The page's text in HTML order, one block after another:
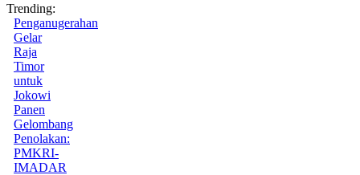
Trending:
Penganugerahan
Gelar
Raja
Timor
untuk
Jokowi
Panen
Gelombang
Penolakan:
PMKRI-
IMADAR